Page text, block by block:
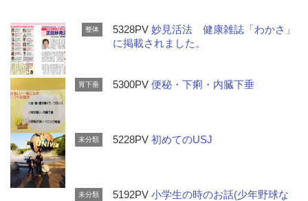
整体 5328PV妙見活法 健康雑誌「わかさ」
に掲載されました。
胃下垂 5300PV便秘・下痢・内臓下垂
未分類 5228PV初めてのUSJ
未分類 5192PV小学生の時のお話(少年野球な